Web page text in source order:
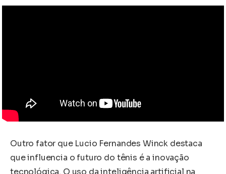
Outro fator que Lucio Fernandes Winck destaca
que influencia o futuro do tênis é a inovação
tecnológica. O uso da inteligência artificial na